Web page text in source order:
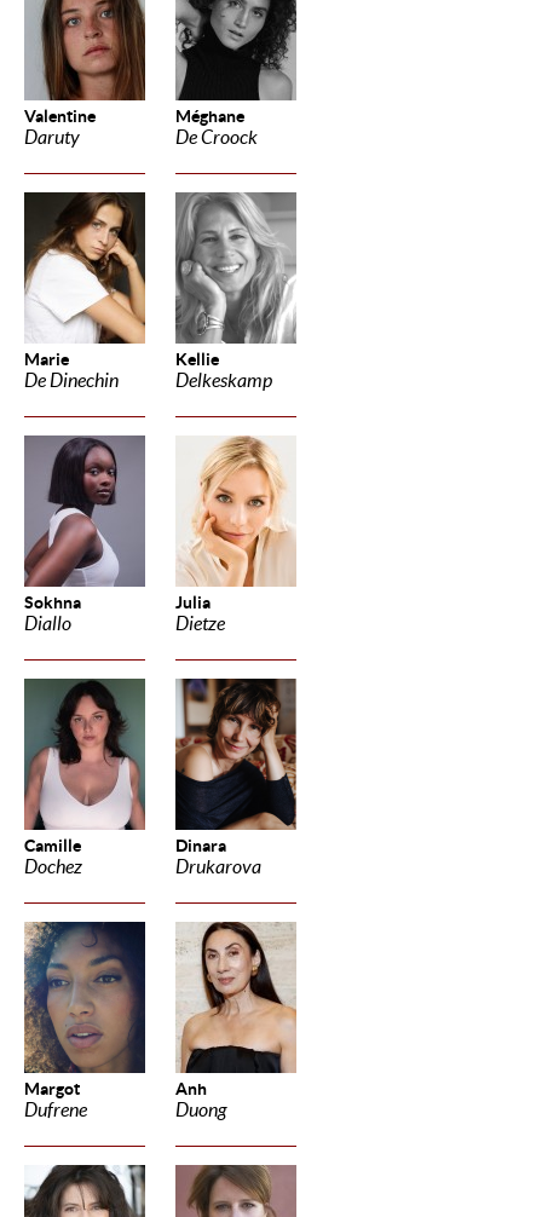
Valentine
Daruty
Méghane
De Croock
Marie
De Dinechin
Kellie
Delkeskamp
Sokhna
Diallo
Julia
Dietze
Camille
Dochez
Dinara
Drukarova
Margot
Dufrene
Anh
Duong